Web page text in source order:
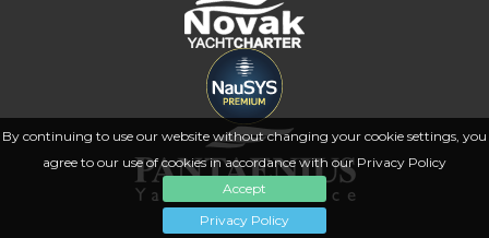
By continuing to use our website without changing your cookie settings, you
agree to our use of cookies in accordance with our Privacy Policy
Accept
Privacy Policy